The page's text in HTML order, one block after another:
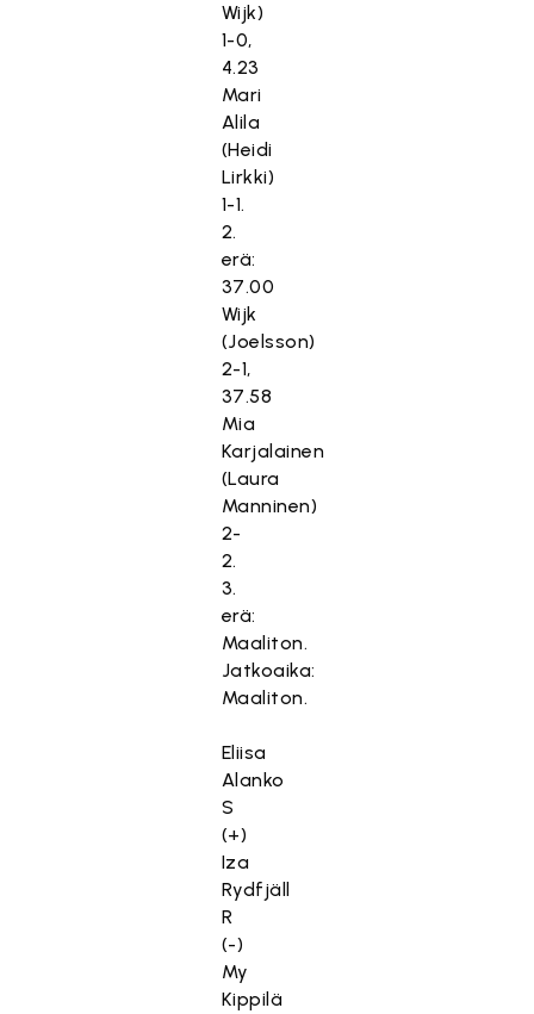
Wijk)
1-0,
4.23
Mari
Alila
(Heidi
Lirkki)
1-1.
2.
erä:
37.00
Wijk
(Joelsson)
2-1,
37.58
Mia
Karjalainen
(Laura
Manninen)
2-
2.
3.
erä:
Maaliton.
Jatkoaika:
Maaliton.
Eliisa
Alanko
S
(+)
Iza
Rydfjäll
R
(-)
My
Kippilä